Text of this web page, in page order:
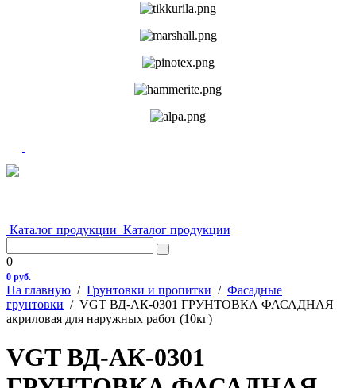
Каталог продукции Каталог продукции
0
0 руб.
На главную / Грунтовки и пропитки / Фасадные
грунтовки / VGT ВД-АК-0301 ГРУНТОВКА ФАСАДНАЯ
акриловая для наружных работ (10кг)
VGT ВД-АК-0301